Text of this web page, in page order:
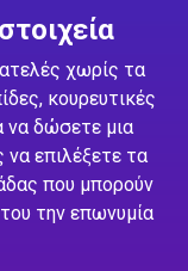
χωρίς τα
κουρευτικές
να δώσετε μια
να επιλέξετε τα
που μπορούν
την επωνυμία